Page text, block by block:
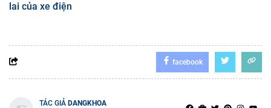
lai của xe điện
facebook
TÁC GIẢ DANGKHOA